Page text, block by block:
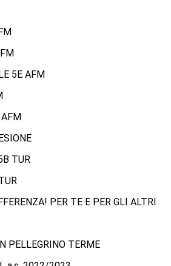
5E AFM
TUR
PER TE E PER GLI ALTRI
PELLEGRINO TERME